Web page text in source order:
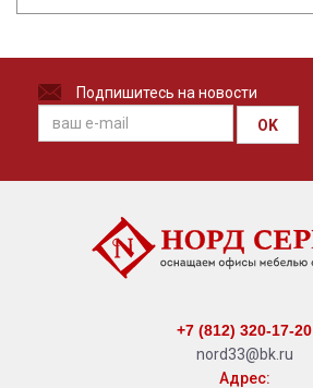
Подпишитесь на новости
OK
+7 (812) 320-17-20
nord33@bk.ru
Адрес: